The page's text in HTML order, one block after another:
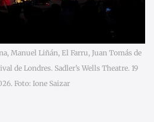
Manuel Liñán, El Farru, Juan Tomás de
de Londres. Sadler’s Wells Theatre. 19
Foto: Ione Saizar